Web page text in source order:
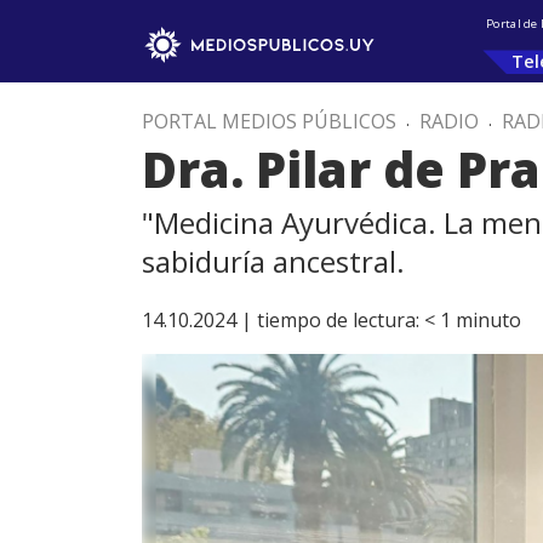
Portal de
PORTAL MEDIOS PÚBLICOS . RADIO .
Dra. Pilar de
"Medicina Ayurvédica. La
sabiduría ancestral.
14.10.2024 | tiempo de lectura: < 1 minuto